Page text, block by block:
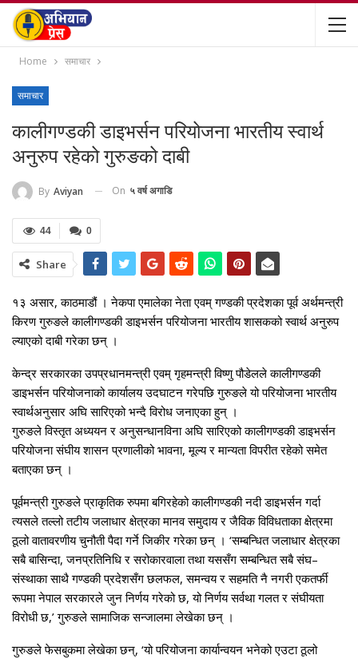
Home समाचार
समाचार
कालीगण्डकी डाइभर्सन परियोजना भारतीय स्वार्थ
अनुरुप रहेको गुरुङको दाबी
By Aviyan On ५ वर्ष अगाडि
0
44
Share
१३ असार, काठमाडौं । नेकपा एमालेका नेता एवम् गण्डकी प्रदेशका पूर्व अर्थमन्त्री
किरण गुरुङले कालीगण्डकी डाइभर्सन परियोजना भारतीय शासकको स्वार्थ अनुरुप
ल्याएको दाबी गरेका छन् ।
केन्द्र सरकारका उपप्रधानमन्त्री एवम् गृहमन्त्री विष्णु पौडेलले कालीगण्डकी
डाइभर्सन परियोजनाको कार्यालय उदघाटन गरेपछि गुरुङले यो परियोजना भारतीय
स्वार्थअनुसार अघि सारिएको भन्दै विरोध जनाएका हुन् ।
गुरुङले विस्तृत अध्ययन र अनुसन्धानविना अघि सारिएको कालीगण्डकी डाइभर्सन
परियोजना संघीय शासन प्रणालीको भावना, मूल्य र मान्यता विपरीत रहेको समेत
बताएका छन् ।
पूर्वमन्त्री गुरुङले प्राकृतिक रुपमा बगिरहेको कालीगण्डकी नदी डाइभर्सन गर्दा
त्यसले तल्लो तटीय जलाधार क्षेत्रका मानव समुदाय र जैविक विविधताका क्षेत्रमा
ठूलो वातावरणीय चुनौती पैदा गर्ने जिकीर गरेका छन् । ‘सम्बन्धित जलाधार क्षेत्रका
सबै बासिन्दा, जनप्रतिनिधि र सरोकारवाला तथा यससँग सम्बन्धित सबै संघ–
संस्थाका साथै गण्डकी प्रदेशसँग छलफल, समन्वय र सहमति नै नगरी एकतर्फी
रूपमा नेपाल सरकारले जुन निर्णय गरेको छ, यो निर्णय सर्वथा गलत र संघीयता
विरोधी छ,’ गुरुङले सामाजिक सन्जालमा लेखेका छन् ।
गुरुङले फेसबुकमा लेखेका छन्, ‘यो परियोजना कार्यान्वयन भनेको एउटा ठूलो